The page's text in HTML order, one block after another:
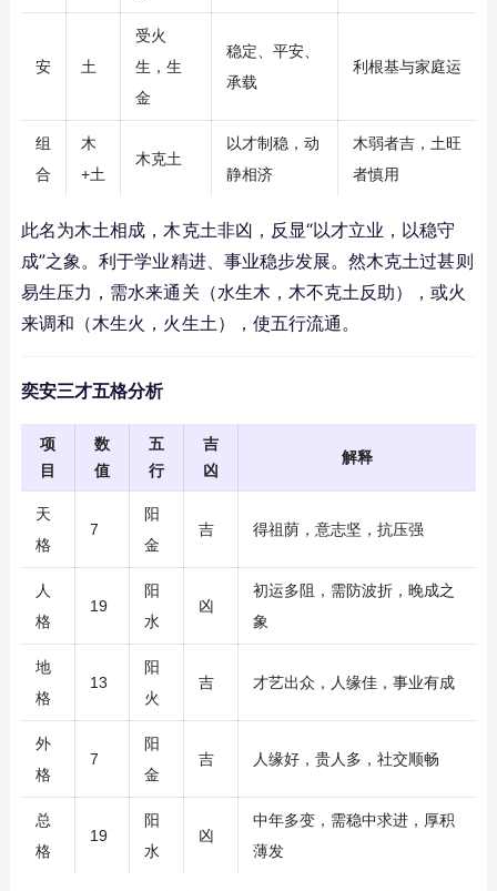
安 土
受火
生，生
金
稳定、平安、
承载
利根基与家庭运
组
合
木
+土
木克土
以才制稳，动
静相济
木弱者吉，土旺
者慎用
此名为木土相成，木克土非凶，反显“以才立业，以稳守
成”之象。利于学业精进、事业稳步发展。然木克土过甚则
易生压力，需水来通关（水生木，木不克土反助），或火
来调和（木生火，火生土），使五行流通。
奕安三才五格分析
项
目
数
值
五
行
吉
凶
解释
天
格
7
阳
金
吉 得祖荫，意志坚，抗压强
人
格
19
阳
水
凶
初运多阻，需防波折，晚成之
象
地
格
13
阳
火
吉 才艺出众，人缘佳，事业有成
外
格
7
阳
金
吉 人缘好，贵人多，社交顺畅
总
格
19
阳
水
凶
中年多变，需稳中求进，厚积
薄发